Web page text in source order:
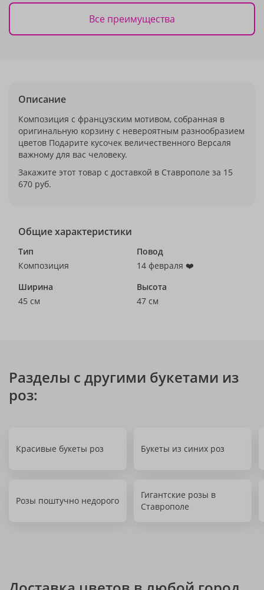
Все преимущества
Описание
Композиция с французским мотивом, собранная в
оригинальную корзину с невероятным разнообразием
цветов Подарите кусочек величественного Версаля
важному для вас человеку.
Закажите этот товар с доставкой в Ставрополе за 15
670 руб.
Общие характеристики
Тип
Композиция
Повод
14 февраля ❤️
Ширина
45 см
Высота
47 см
Разделы с другими букетами из
роз:
Красивые букеты роз Букеты из синих роз
Розы поштучно недорого
Гигантские розы в
Ставрополе